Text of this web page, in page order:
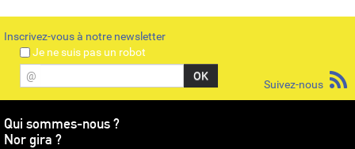
Inscrivez-vous à notre newsletter
Je ne suis pas un robot
@
Suivez-nous
Qui sommes-nous ?
Nor gira ?